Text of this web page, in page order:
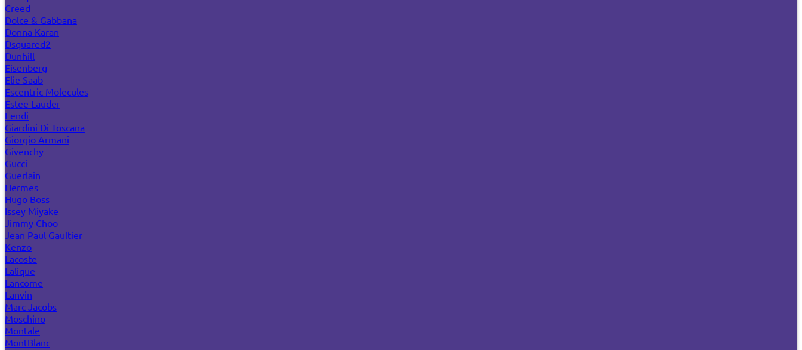
Creed
Dolce & Gabbana
Donna Karan
Dsquared2
Dunhill
Eisenberg
Elie Saab
Escentric Molecules
Estee Lauder
Fendi
Giardini Di Toscana
Giorgio Armani
Givenchy
Gucci
Guerlain
Hermes
Hugo Boss
Issey Miyake
Jimmy Choo
Jean Paul Gaultier
Kenzo
Lacoste
Lalique
Lancome
Lanvin
Marc Jacobs
Moschino
Montale
MontBlanc